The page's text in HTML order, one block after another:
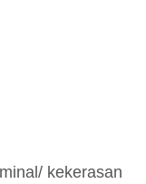
kekerasan